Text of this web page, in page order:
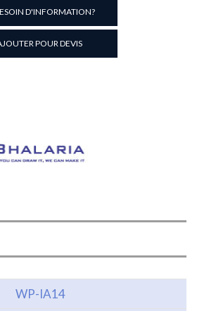
Fouet
de
cuisine
professionnel
D'INFORMATION?
POUR DEVIS
WP-IA14